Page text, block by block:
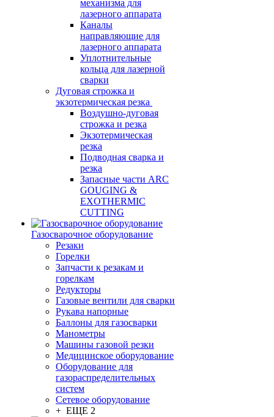
механизма для
лазерного аппарата
Каналы
направляющие для
лазерного аппарата
Уплотнительные
кольца для лазерной
сварки
Дуговая строжка и
экзотермическая резка
Воздушно-дуговая
строжка и резка
Экзотермическая
резка
Подводная сварка и
резка
Запасные части ARC
GOUGING &
EXOTHERMIC
CUTTING
Газосварочное оборудование
Резаки
Горелки
Запчасти к резакам и
горелкам
Редукторы
Газовые вентили для сварки
Рукава напорные
Баллоны для газосварки
Манометры
Машины газовой резки
Медицинское оборудование
Оборудование для
газораспределительных
систем
Сетевое оборудование
+ ЕЩЕ 2